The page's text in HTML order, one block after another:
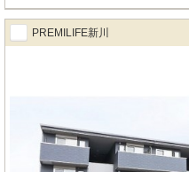
ーネット無料です！
PREMILIFE新川